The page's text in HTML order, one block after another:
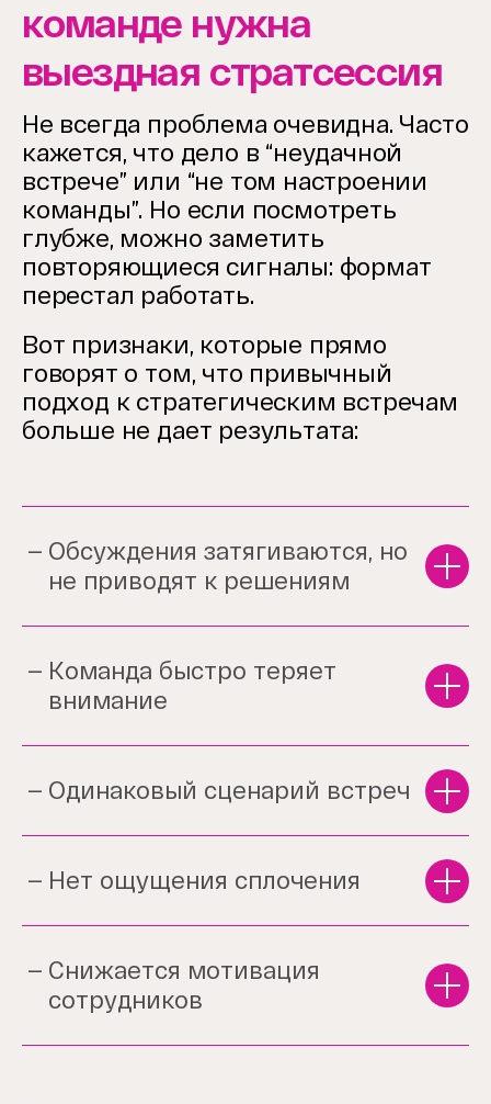
команде нужна
выездная стратсессия
Не всегда проблема очевидна. Часто
кажется, что дело в “неудачной
встрече” или “не том настроении
команды”. Но если посмотреть
глубже, можно заметить
повторяющиеся сигналы: формат
перестал работать.
Вот признаки, которые прямо
говорят о том, что привычный
подход к стратегическим встречам
больше не дает результата:
Обсуждения затягиваются, но
не приводят к решениям
Команда быстро теряет
внимание
Одинаковый сценарий встреч
Нет ощущения сплочения
Снижается мотивация
сотрудников